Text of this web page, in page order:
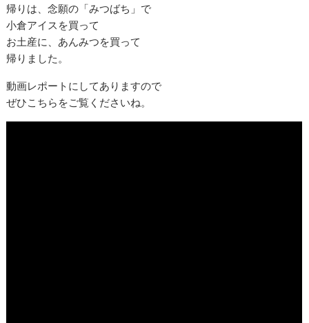
帰りは、念願の「みつばち」で
小倉アイスを買って
お土産に、あんみつを買って
帰りました。
動画レポートにしてありますので
ぜひこちらをご覧くださいね。